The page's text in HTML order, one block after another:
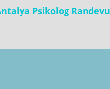
Psikolog Randevu